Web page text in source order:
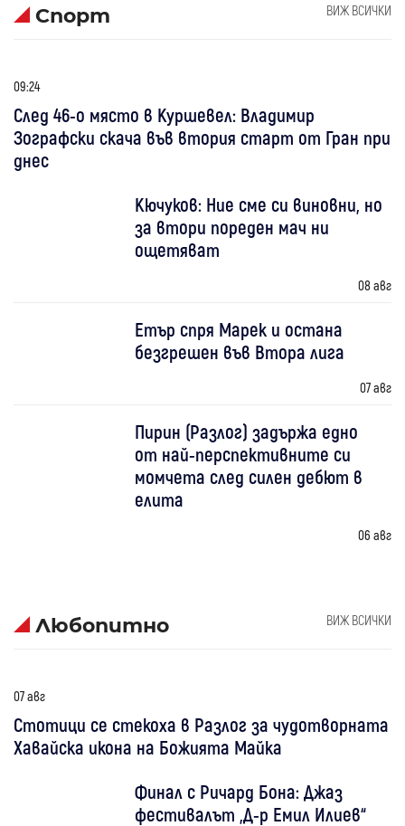
Спорт ВИЖ ВСИЧКИ
09:24
След 46-о място в Куршевел: Владимир
Зографски скача във втория старт от Гран при
днес
Кючуков: Ние сме си виновни, но
за втори пореден мач ни
ощетяват
08 авг
Етър спря Марек и остана
безгрешен във Втора лига
07 авг
Пирин (Разлог) задържа едно
от най-перспективните си
момчета след силен дебют в
елита
06 авг
Любопитно ВИЖ ВСИЧКИ
07 авг
Стотици се стекоха в Разлог за чудотворната
Хавайска икона на Божията Майка
Финал с Ричард Бона: Джаз
фестивалът „Д-р Емил Илиев“